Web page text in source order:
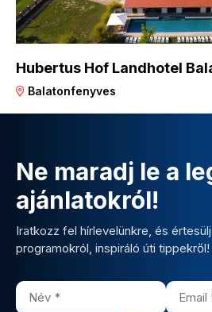
Hubertus Hof Landhotel
Balatonfenyves
Ne maradj le a
ajánlatokról!
Iratkozz fel hírlevelünkre, és
programokról, inspiráló úti tippekről!